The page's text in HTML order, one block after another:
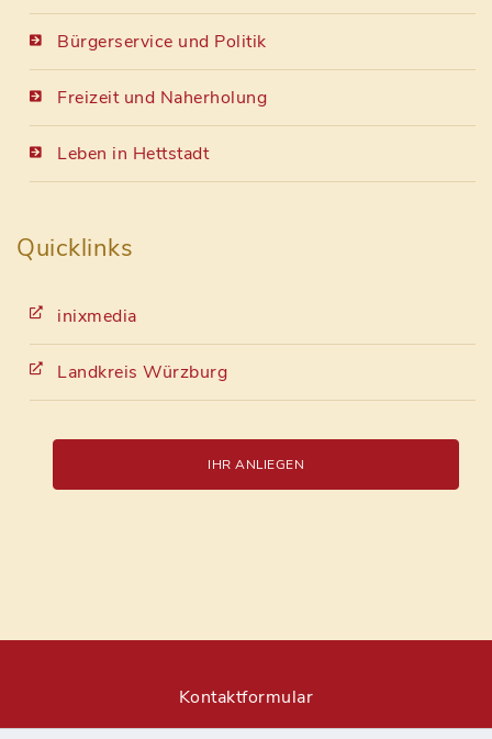
Bürgerservice und Politik
Freizeit und Naherholung
Leben in Hettstadt
Quicklinks
inixmedia
Landkreis Würzburg
IHR ANLIEGEN
Kontaktformular